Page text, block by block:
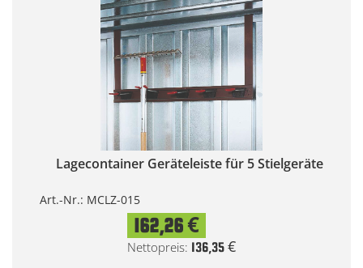
Lagecontainer Geräteleiste für 5 Stielgeräte
Art.-Nr.: MCLZ-015
162,26 €
136,35 €